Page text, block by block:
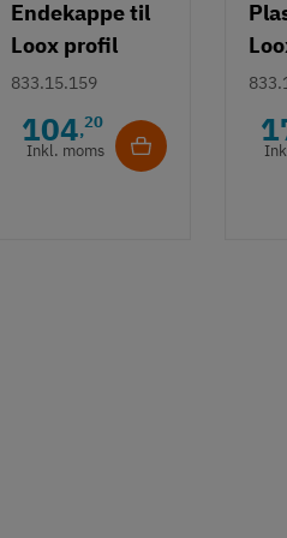
Endekappe til
Loox profil
5107
833.15.159
104,20
Inkl. moms